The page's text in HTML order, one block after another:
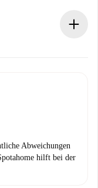
keine
Abweichungen
hilft bei der